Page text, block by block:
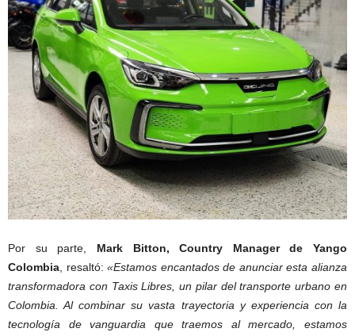
Por su parte, Mark Bitton, Country Manager de Yango
Colombia, resaltó:«Estamos encantados de anunciar esta alianza
transformadora con Taxis Libres, un pilar del transporte urbano en
Colombia. Al combinar su vasta trayectoria y experiencia con la
tecnología de vanguardia que traemos al mercado, estamos